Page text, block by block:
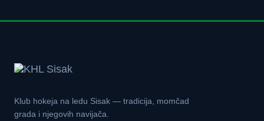
Klub hokeja na ledu Sisak — tradicija, momčad
grada i njegovih navijača.